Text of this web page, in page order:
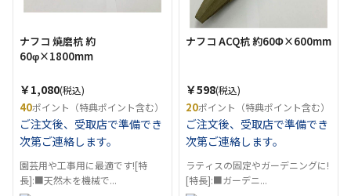
ナフコ 焼磨杭 約
60φ×1800mm
￥1,080(税込)
40ポイント（特典ポイント含む）
ご注文後、受取店で準備でき
次第ご連絡します。
園芸用や工事用に最適です![特
長]:■天然木を機械で...
ナフコ ACQ杭 約60Φ×600mm
￥598(税込)
20ポイント（特典ポイント含む）
ご注文後、受取店で準備でき
次第ご連絡します。
ラティスの固定やガーデニングに!
[特長]:■ガーデニ...